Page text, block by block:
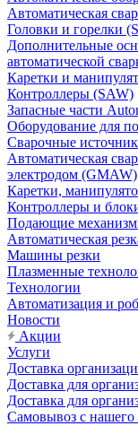
Автоматическая
Головки и горелки
Дополнительные
автоматической
Каретки и
Контроллеры (SAW)
Запасные части
Оборудование для
Сварочные
Автоматическая
электродом (GMAW)
Каретки,
Контроллеры и
Подающие
Автоматическая
Машины резки
Плазменные
Технологии
Автоматизация и
Новости
Акции
Услуги
Доставка
Доставка для
Доставка для
Самовывоз с нашего